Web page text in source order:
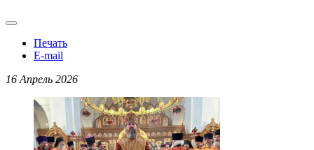
Печать
E-mail
16 Апрель 2026